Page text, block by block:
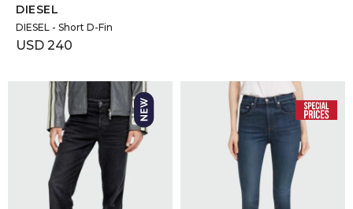
DIESEL
DIESEL - Short D-Fin
USD 240